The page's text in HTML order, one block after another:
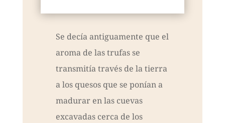
Se decía antiguamente que el
aroma de las trufas se
transmitía través de la tierra
a los quesos que se ponían a
madurar en las cuevas
excavadas cerca de los